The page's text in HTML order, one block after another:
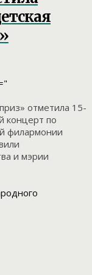
отметила 15-
концерт по
филармонии
и мэрии